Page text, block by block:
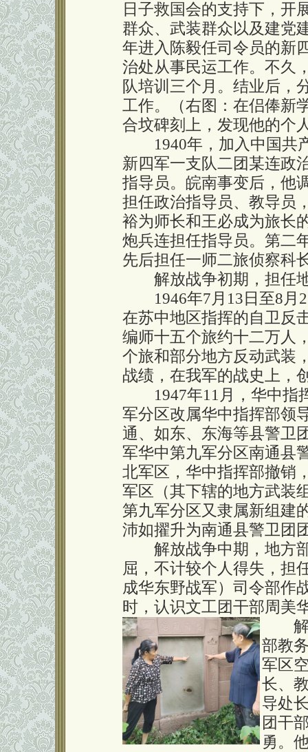
日子救国会的支持下，开
群众、武装群众以及建党
年进入陈毅任司令员的新
治处从事民运工作。不久
队培训三个月。结业后，
工作。（右图：在侣俸新
合坟碑刻上，发现他的个
1940年，加入中国共
新四军一支队二团某连政
指导员。皖南事变后，他
担任政治指导员、教导员
裕为师长和王必成为旅长
炮兵连担任指导员。第二
先后担任一师二旅侦察科
解放战争初期，担任地
1946年7月13日至8月
在苏中地区指挥的自卫反
编师十五个旅约十二万人
个旅和部分地方反动武装
战绩，在我军的战史上，
1947年11月，华中指
军分区改属华中指挥部领
通、如东、东海等县警卫
军华中第九军分区南通县
北军区，华中指挥部撤销
军区（其下辖的地方武装
第九军分区又隶属新组建
沛如擢升为南通县警卫团
解放战争中期，地方部
屈，不计较个人得失，担
成华东野战军）司令部作
时，认识文工团干部周美
解
部教
军区
长、
导处
团干
勇。